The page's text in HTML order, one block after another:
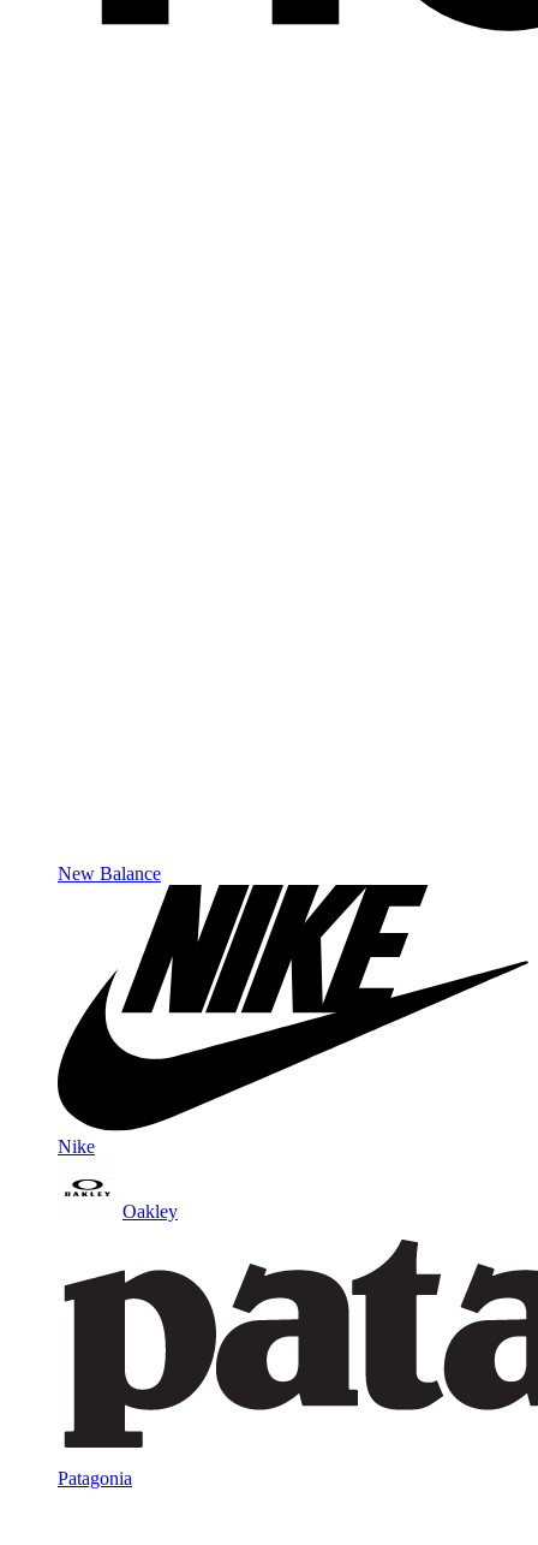
New Balance
Nike
Oakley
Patagonia